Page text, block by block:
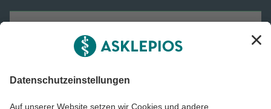
Asklepios Gruppe